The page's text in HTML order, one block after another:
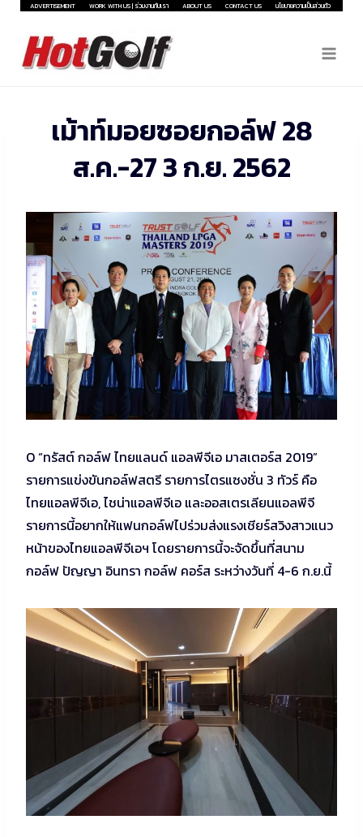
Skip
content
ADVERTISEMENT WORK WITH US | ร่วมงานกับเรา ABOUT US CONTACT US นโยบายความเป็นส่วนตัว
เม้าท์มอยซอยกอล์ฟ 28
ส.ค.-27 3 ก.ย. 2562
O “ทรัสต์ กอล์ฟ ไทยแลนด์ แอลพีจีเอ มาสเตอร์ส 2019”
รายการแข่งขันกอล์ฟสตรี รายการไตรแซงชั่น 3 ทัวร์ คือ
ไทยแอลพีจีเอ, ไชน่าแอลพีจีเอ และออสเตรเลียนแอลพีจี
รายการนี้อยากให้แฟนกอล์ฟไปร่วมส่งแรงเชียร์สวิงสาวแนว
หน้าของไทยแอลพีจีเอฯ โดยรายการนี้จะจัดขึ้นที่สนาม
กอล์ฟ ปัญญา อินทรา กอล์ฟ คอร์ส ระหว่างวันที่ 4-6 ก.ย.นี้